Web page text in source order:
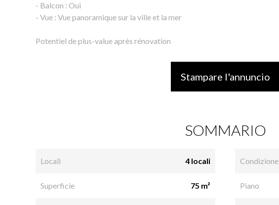
- Balcon : Oui
- Vue : Vue panoramique sur la ville et la mer
Potentiel de plus-value après rénovation
Stampare l'annuncio
SOMMARIO
Locali 4 locali
Superficie 75 m²
Condizione
Piano